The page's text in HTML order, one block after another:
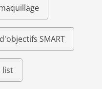
SMART
list